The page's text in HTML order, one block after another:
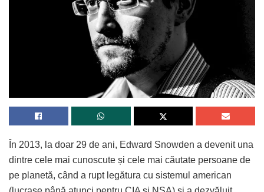
În 2013, la doar 29 de ani, Edward Snowden a devenit una
dintre cele mai cunoscute și cele mai căutate persoane de
pe planetă, când a rupt legătura cu sistemul american